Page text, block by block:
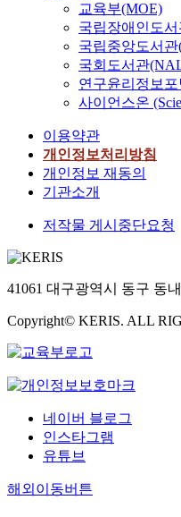
교육부(MOE)
국립장애인도
국립중앙도서
국회도서관
연구윤리정보포
사이언스온
이용약관
개인정보처리방침
개인정보 재동의
기관소개
저작물 게시중단요청
41061 대구광역시 동구 동
Copyright© KERIS. ALL
네이버 블로그
인스타그램
유튜브
해외이동버튼